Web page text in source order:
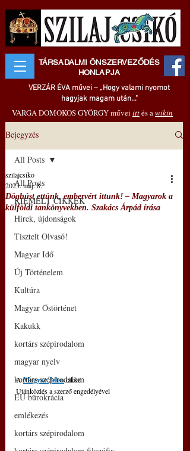
TÁRSADALMI ÖNSZERVEZŐDÉS
HONLAPJA
VERZÁR ÉVA művei – „Hogy valami nyomot
hagyjak magam után..."
VARGA DOMOKOS GYÖRGY művei ittés awikin
Bejegyzés
All Posts
KIEMELT CIKKEK
Hírek, újdonságok
Tisztelt Olvasó!
Magyar Idő
Új Történelem
Kultúra
Magyar Őstörténet
Kakukk
kortárs szépirodalom
magyar nyelv
kortárs szépirodalom
EU bürokrácia
emlékezés
kortárs szépirodalom
All Posts
Döghúst ettünk, embervért ittunk! – Magyarok a
külföldi tankönyvekben. Szakács Árpád írása
szilajcsiko
2023. máj. 8.
A Magyar Jelen cikke
Utánközlés a szerző engedélyével